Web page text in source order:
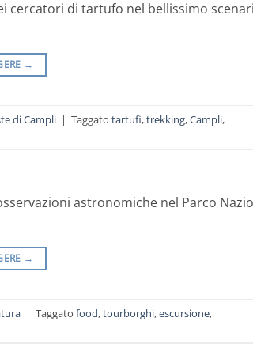
cercatori di tartufo nel bellissimo
→
di Campli | Taggato tartufi,trekking,Campli,
astronomiche nel Parco
→
| Taggato food,tourborghi,escursione,